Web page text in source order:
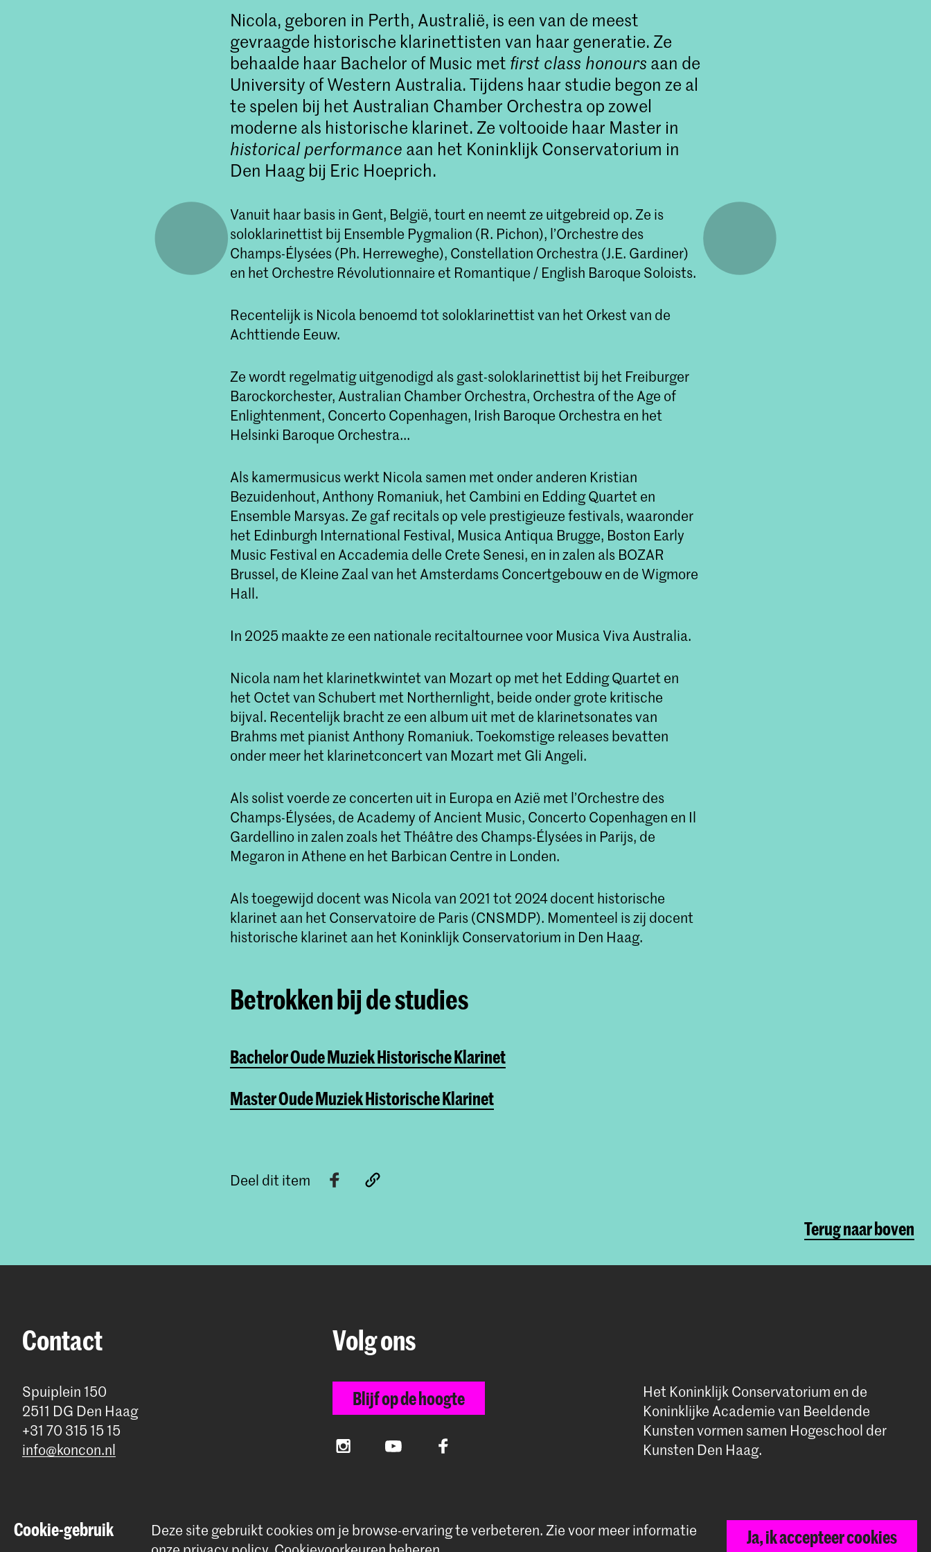
Nicola, geboren in Perth, Australië, is een van de meest
gevraagde historische klarinettisten van haar generatie. Ze
behaalde haar Bachelor of Music met first class honours aan de
University of Western Australia. Tijdens haar studie begon ze al
te spelen bij het Australian Chamber Orchestra op zowel
moderne als historische klarinet. Ze voltooide haar Master in
historical performance aan het Koninklijk Conservatorium in
Den Haag bij Eric Hoeprich.
Vanuit haar basis in Gent, België, tourt en neemt ze uitgebreid op. Ze is
soloklarinettist bij Ensemble Pygmalion (R. Pichon), l’Orchestre des
Champs-Élysées (Ph. Herreweghe), Constellation Orchestra (J.E. Gardiner)
en het Orchestre Révolutionnaire et Romantique / English Baroque Soloists.
Recentelijk is Nicola benoemd tot soloklarinettist van het Orkest van de
Achttiende Eeuw.
Ze wordt regelmatig uitgenodigd als gast-soloklarinettist bij het Freiburger
Barockorchester, Australian Chamber Orchestra, Orchestra of the Age of
Enlightenment, Concerto Copenhagen, Irish Baroque Orchestra en het
Helsinki Baroque Orchestra...
Als kamermusicus werkt Nicola samen met onder anderen Kristian
Bezuidenhout, Anthony Romaniuk, het Cambini en Edding Quartet en
Ensemble Marsyas. Ze gaf recitals op vele prestigieuze festivals, waaronder
het Edinburgh International Festival, Musica Antiqua Brugge, Boston Early
Music Festival en Accademia delle Crete Senesi, en in zalen als BOZAR
Brussel, de Kleine Zaal van het Amsterdams Concertgebouw en de Wigmore
Hall.
In 2025 maakte ze een nationale recitaltournee voor Musica Viva Australia.
Nicola nam het klarinetkwintet van Mozart op met het Edding Quartet en
het Octet van Schubert met Northernlight, beide onder grote kritische
bijval. Recentelijk bracht ze een album uit met de klarinetsonates van
Brahms met pianist Anthony Romaniuk. Toekomstige releases bevatten
onder meer het klarinetconcert van Mozart met Gli Angeli.
Als solist voerde ze concerten uit in Europa en Azië met l’Orchestre des
Champs-Élysées, de Academy of Ancient Music, Concerto Copenhagen en Il
Gardellino in zalen zoals het Théâtre des Champs-Élysées in Parijs, de
Megaron in Athene en het Barbican Centre in Londen.
Als toegewijd docent was Nicola van 2021 tot 2024 docent historische
klarinet aan het Conservatoire de Paris (CNSMDP). Momenteel is zij docent
historische klarinet aan het Koninklijk Conservatorium in Den Haag.
Betrokken bij de studies
Bachelor Oude Muziek Historische Klarinet
Master Oude Muziek Historische Klarinet
Deel dit item
Terug naar boven
Contact
Spuiplein 150
2511 DG Den Haag
+31 70 315 15 15
info@koncon.nl
Volg ons
Blijf op de hoogte
InstagramYouTube Facebook
Het Koninklijk Conservatorium en de
Koninklijke Academie van Beeldende
Kunsten vormen samen Hogeschool der
Kunsten Den Haag.
© 2025 - 2026 Koninklijk Conservatorium | privacy beleid|Cookievoorkeuren
Cookie-gebruik Deze site gebruikt cookies om je browse-ervaring te verbeteren.Zie voor meer informatie
Ja, ik accepteer cookies